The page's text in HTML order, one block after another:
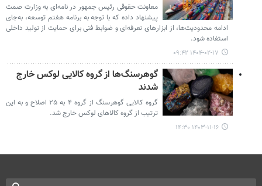
معاونت حقوقی رئیس جمهور در نامه‌ای به وزارت صمت
پیشنهاد داده که با توجه به برنامه هفتم توسعه، به‌جای
ادامه محدودیت‌ها، از ابزارهای تعرفه‌ای و ضوابط فنی برای حمایت از تولید داخلی
استفاده شود.
۱۴۰۴-۰۲-۱۷ ۰۹:۴۲
گوهرسنگ‌ها از گروه کالایی لوکس خارج
شدند
گروه کالایی گوهرسنگ از گروه ۴ به ۲۵ اصلاح و به این
ترتیب از گروه کالاهای لوکس خارج شد.
۱۴۰۳-۱۱-۱۶ ۱۴:۳۰